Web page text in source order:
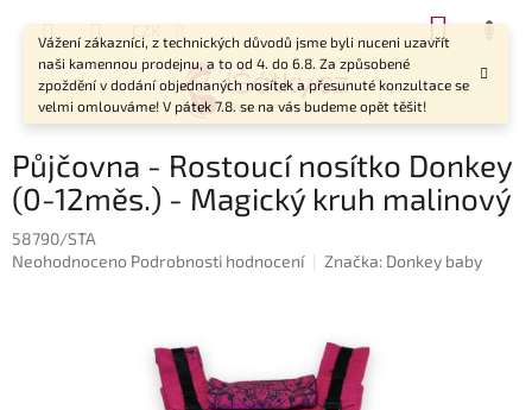
Vážení zákazníci, z technických důvodů jsme byli nuceni uzavřít
naši kamennou prodejnu, a to od 4. do 6.8. Za způsobené
zpoždění v dodání objednaných nosítek a přesunuté konzultace se
velmi omlouváme! V pátek 7.8. se na vás budeme opět těšit!
CZK
Půjčovna - Rostoucí nosítko Donkey
(0-12měs.) - Magický kruh malinový
58790/STA
Průměrné
Neohodnoceno Podrobnosti hodnocení Značka: Donkey baby